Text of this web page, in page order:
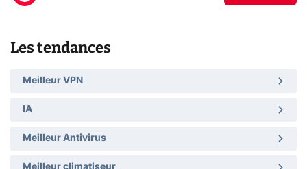
Les tendances
Meilleur VPN
IA
Meilleur Antivirus